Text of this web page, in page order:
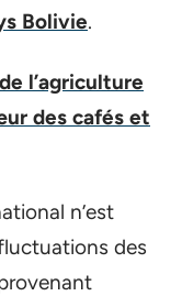
Bolivie.
l’agriculture
des cafés et
n’est
des